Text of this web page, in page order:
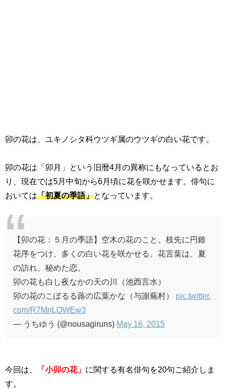
卯の花は、ユキノシタ科ウツギ属のウツギの白い花です。
卯の花は「卯月」という旧暦4 月の異称にもなっているとお
り、現在では5 月中旬から6 月頃に花を咲かせます。俳句に
おいては「初夏の季語」となっています。
【卯の花：５月の季語】空木の花のこと。枝先に円錐
花序をつけ、多くの白い花を咲かせる。花言葉は、夏
の訪れ、秘めた恋。
卯の花も白し夜なかの天の川（池西言水）
卯の花のこぼるる蕗の広葉かな（与謝蕪村） pic.twitter.
com/R7MnLOWEw3
— うちゆう (@nousagiruns) May 16, 2015
今回は、 「小卯の花」 に関する有名俳句を20句ご紹介しま
す。